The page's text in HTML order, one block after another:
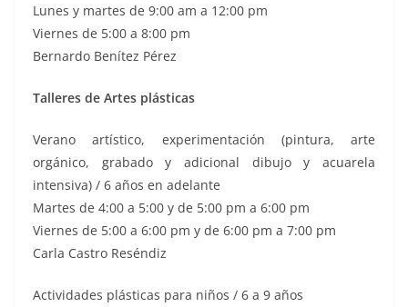
Lunes y martes de 9:00 am a 12:00 pm
Viernes de 5:00 a 8:00 pm
Bernardo Benítez Pérez
Talleres de Artes plásticas
Verano artístico, experimentación (pintura, arte
orgánico, grabado y adicional dibujo y acuarela
intensiva) / 6 años en adelante
Martes de 4:00 a 5:00 y de 5:00 pm a 6:00 pm
Viernes de 5:00 a 6:00 pm y de 6:00 pm a 7:00 pm
Carla Castro Reséndiz
Actividades plásticas para niños / 6 a 9 años